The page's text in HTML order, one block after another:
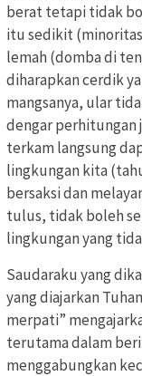
berat tetapi tidak
itu sedikit
lemah (domba di
diharapkan cerdik
mangsanya, ular
dengar perhitungan
terkam langsung
lingkungan kita
bersaksi dan
tulus, tidak boleh
lingkungan yang
Saudaraku yang
yang diajarkan
merpati”
terutama dalam
menggabungkan